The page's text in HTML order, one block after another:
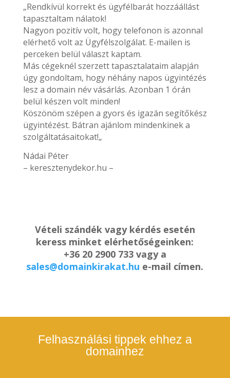
„Rendkívül korrekt és ügyfélbarát hozzáállást
tapasztaltam nálatok!
Nagyon pozitív volt, hogy telefonon is azonnal
elérhető volt az Ügyfélszolgálat. E-mailen is
perceken belül választ kaptam.
Más cégeknél szerzett tapasztalataim alapján
úgy gondoltam, hogy néhány napos ügyintézés
lesz a domain név vásárlás. Azonban 1 órán
belül készen volt minden!
Köszönöm szépen a gyors és igazán segítőkész
ügyintézést. Bátran ajánlom mindenkinek a
szolgáltatásaitokat!„
Nádai Péter
– keresztenydekor.hu –
Vételi szándék vagy kérdés esetén
keress minket elérhetőségeinken:
+36 20 2900 733 vagy a
sales@domainkirakat.hu e-mail címen.
Felhasználási tippek ehhez a
domainhez